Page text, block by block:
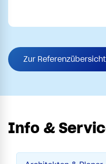
Zur Referenzübersicht
Info &